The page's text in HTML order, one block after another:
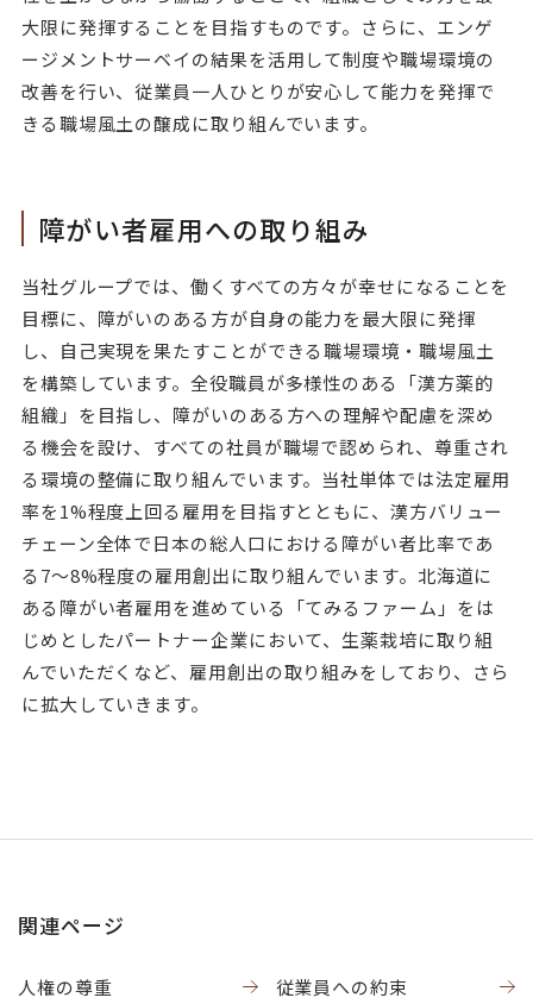
大限に発揮することを目指すものです。さらに、エンゲ
ージメントサーベイの結果を活用して制度や職場環境の
改善を行い、従業員一人ひとりが安心して能力を発揮で
きる職場風土の醸成に取り組んでいます。
障がい者雇用への取り組み
当社グループでは、働くすべての方々が幸せになることを
目標に、障がいのある方が自身の能力を最大限に発揮
し、自己実現を果たすことができる職場環境・職場風土
を構築しています。全役職員が多様性のある「漢方薬的
組織」を目指し、障がいのある方への理解や配慮を深め
る機会を設け、すべての社員が職場で認められ、尊重され
る環境の整備に取り組んでいます。当社単体では法定雇用
率を1%程度上回る雇用を目指すとともに、漢方バリュー
チェーン全体で日本の総人口における障がい者比率であ
る7～8%程度の雇用創出に取り組んでいます。北海道に
ある障がい者雇用を進めている「てみるファーム」をは
じめとしたパートナー企業において、生薬栽培に取り組
んでいただくなど、雇用創出の取り組みをしており、さら
に拡大していきます。
関連ページ
人権の尊重 従業員への約束